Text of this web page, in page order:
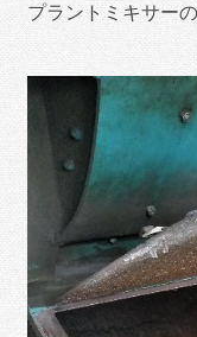
プラントミキサー